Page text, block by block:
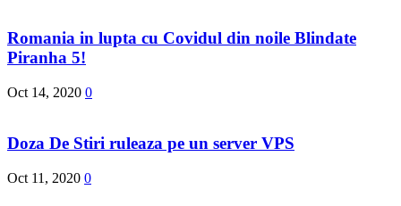
Romania in lupta cu Covidul din noile Blindate
Piranha 5!
Oct 14, 2020 0
Doza De Stiri ruleaza pe un server VPS
Oct 11, 2020 0